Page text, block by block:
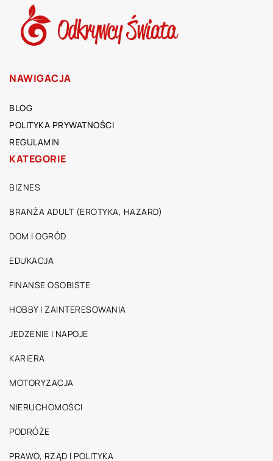
NAWIGACJA
BLOG
POLITYKA PRYWATNOŚCI
REGULAMIN
KATEGORIE
BIZNES
BRANŻA ADULT (EROTYKA, HAZARD)
DOM I OGRÓD
EDUKACJA
FINANSE OSOBISTE
HOBBY I ZAINTERESOWANIA
JEDZENIE I NAPOJE
KARIERA
MOTORYZACJA
NIERUCHOMOŚCI
PODRÓŻE
PRAWO, RZĄD I POLITYKA